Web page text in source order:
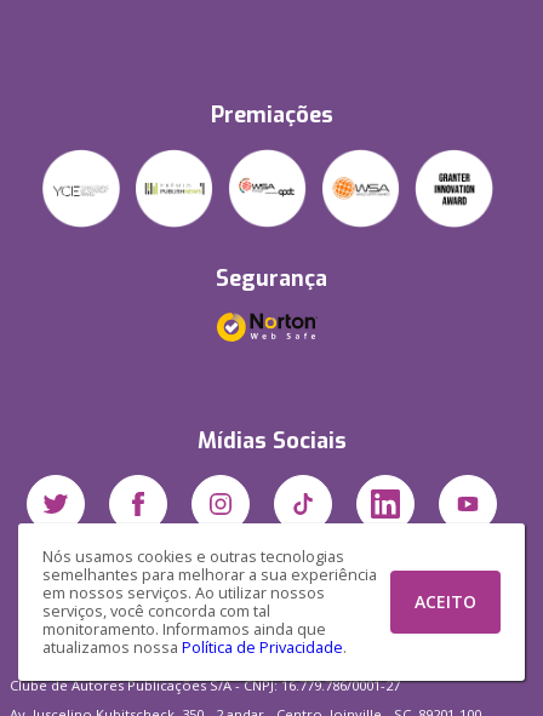
Nós usamos cookies e outras tecnologias
semelhantes para melhorar a sua experiência
em nossos serviços. Ao utilizar nossos
serviços, você concorda com tal
monitoramento. Informamos ainda que
atualizamos nossa Política de Privacidade.
ACEITO
Premiações
Segurança
Mídias Sociais
Clube de Autores Publicações S/A - CNPJ: 16.779.786/0001-27